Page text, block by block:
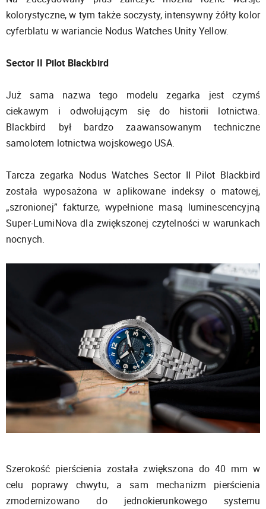
kolorystyczne, w tym także soczysty, intensywny żółty kolor
cyferblatu w wariancie Nodus Watches Unity Yellow.
Sector II Pilot Blackbird
Już sama nazwa tego modelu zegarka jest czymś
ciekawym i odwołującym się do historii lotnictwa.
Blackbird był bardzo zaawansowanym techniczne
samolotem lotnictwa wojskowego USA.
Tarcza zegarka Nodus Watches Sector II Pilot Blackbird
została wyposażona w aplikowane indeksy o matowej,
„szronionej” fakturze, wypełnione masą luminescencyjną
Super-LumiNova dla zwiększonej czytelności w warunkach
nocnych.
Szerokość pierścienia została zwiększona do 40 mm w
celu poprawy chwytu, a sam mechanizm pierścienia
zmodernizowano do jednokierunkowego systemu